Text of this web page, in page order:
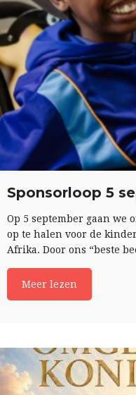
Sponsorloop 5
Op 5 september gaan we
op te halen voor de
Afrika. Door ons “beste
Meer lezen